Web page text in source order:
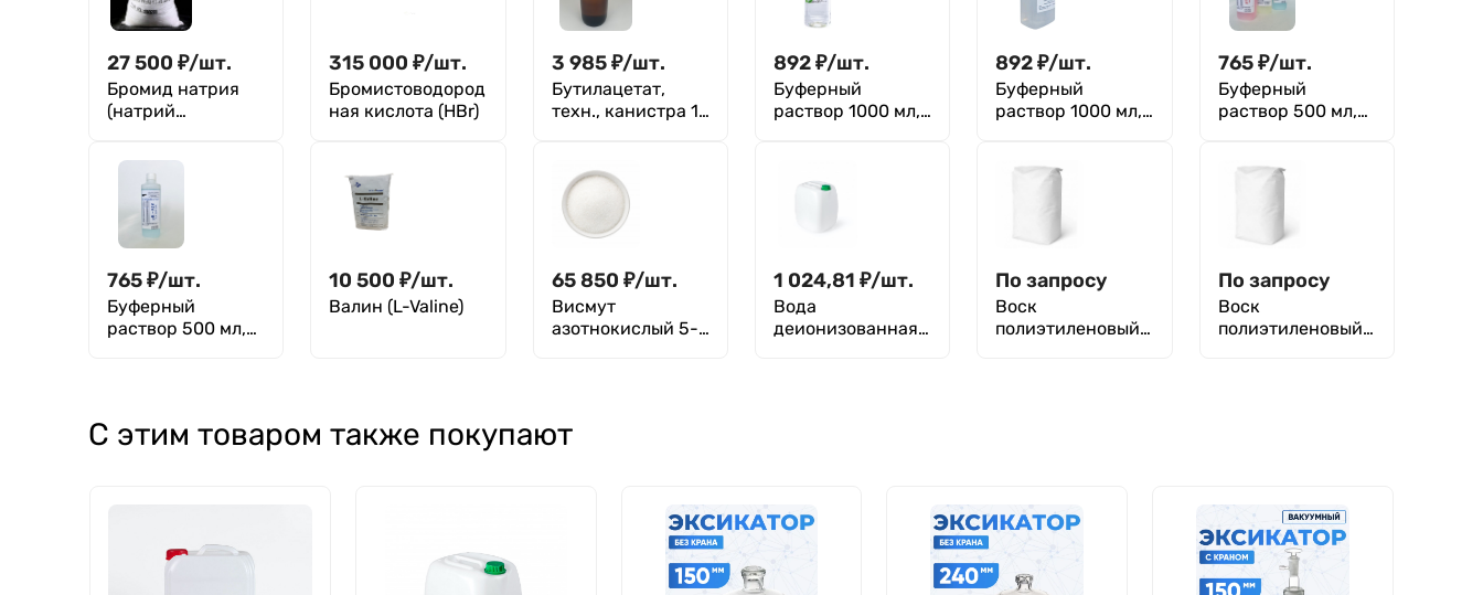
27 500 ₽/шт.
Бромид натрия
(натрий
315 000 ₽/шт.
Бромистоводород
ная кислота (HBr)
3 985₽/шт.
Бутилацетат,
техн., канистра 10
892₽/шт.
Буферный
раствор 1000 мл,
2642-071-
23050963-2009
892₽/шт.
Буферный
раствор 1000 мл,
2642-071-
765₽/шт.
Буферный
раствор 500 мл,
69240025-2020
765₽/шт.
Буферный
раствор 500 мл,
10 500 ₽/шт.
Валин (L-Valine)
65 850 ₽/шт.
Висмут
азотнокислый 5-
1 024,81 ₽/шт.
Вода
деионизованная,
По запросу
Воск
полиэтиленовый
По запросу
Воск
полиэтиленовый
С этим товаром также покупают